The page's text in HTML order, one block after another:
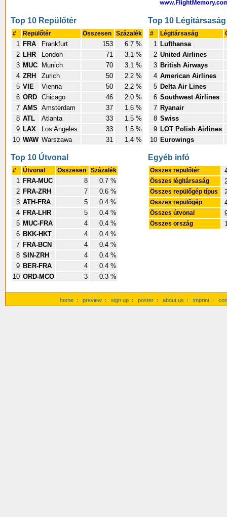
Top 10 Repülőtér
# Repülőtér Összesen Százalék
1 FRA Frankfurt 153
6.7 %
2 LHR London 71
3.1 %
3 MUC Munich 70
3.1 %
4 ZRH Zurich 50
2.2 %
5 VIE Vienna 50
2.2 %
6 ORD Chicago 46
2.0 %
7 AMS Amsterdam 37
1.6 %
8 ATL Atlanta 33
1.5 %
9 LAX Los Angeles 33
1.5 %
10 WAW Warszawa 31 1.4 %
Top 10 Légitársaság
# Légitársaság
1 Lufthansa
2 United Airlines
3 British Airways
4 American Airlines
5 Delta Air Lines
6 Southwest Airlines
7 Ryanair
8 Swiss
9 LOT Polish Airlines
10 Eurowings
Top 10 Útvonal
# Útvonal Összesen Százalék
1 FRA-MUC 8
0.7 %
2 FRA-ZRH 7
0.6 %
3 ATH-FRA 5
0.4 %
4 FRA-LHR 5
0.4 %
5 MUC-FRA 4
0.4 %
6 BKK-HKT 4
0.4 %
7 FRA-BCN 4
0.4 %
8 SIN-ZRH 4
0.4 %
9 BER-FRA 4
0.4 %
10 ORD-MCO 3 0.3 %
Egyéb infó
Összes repülőtér
Összes légitársaság
Összes repülőgép típus
Összes repülőgép
Összes útvonal
Összes ország
home : preview : sign up : poster : about us : imprint :